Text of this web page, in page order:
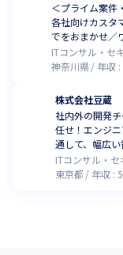
＜プライム案件
各社向けカスタ
でをおまかせ／
が強み
ITコンサル・セ
神奈川県
年収 :
株式会社豆蔵
社内外の開発
任せ！エンジ
通して、幅広
ITコンサル・
東京都
年収 :